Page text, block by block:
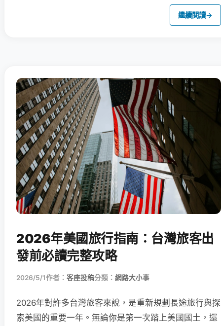
繼續閱讀→
2026年美國旅行指南：台灣旅客出
發前必讀完整攻略
2026/5/1作者： 客座投稿分類： 網路大小事
2026年對許多台灣旅客來說，是重新規劃長途旅行與探
索美國的重要一年。無論你是第一次踏上美國國土，還